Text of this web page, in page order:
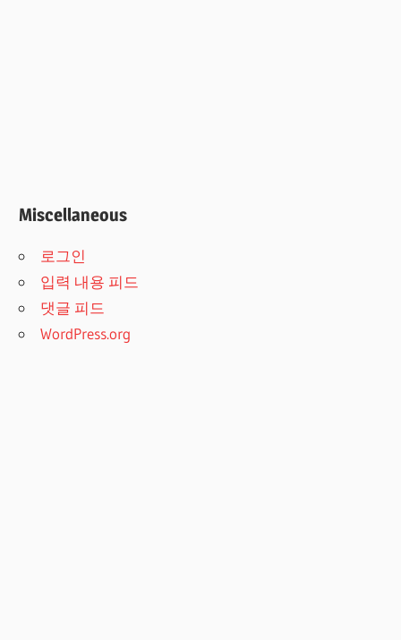
Miscellaneous
로그인
입력 내용 피드
댓글 피드
WordPress.org